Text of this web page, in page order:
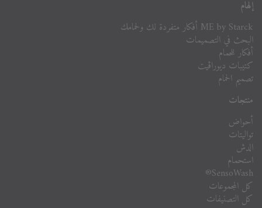
إلهام
ME by Starck أفكار متفردة لك ولحمامك
البحث في التصميمات
أفكار للحمام
كتيبات ديوراڨيت
تصميم الحمام
منتجات
أحواض
تواليتات
الدش
استحمام
SensoWash®
كل المجموعات
كل التصنيفات